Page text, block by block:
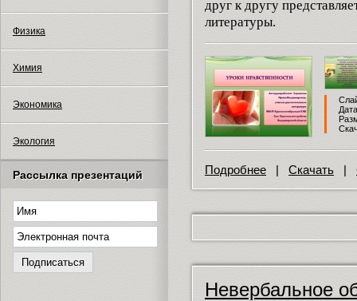
Физика
Химия
Экономика
Экология
Рассылка презентаций
друг к другу
литературы.
Подробнее |Скачать |
Невербальное